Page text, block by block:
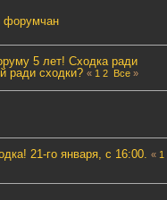
форумчан
5 лет! Сходка ради
ради сходки? « 1 2 Все»
21-го января, с 16:00. « 1